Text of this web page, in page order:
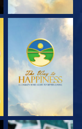
ANSEHEN